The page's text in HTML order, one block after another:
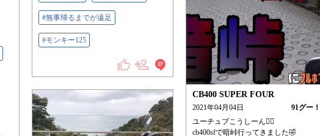
#無事帰るまでが遠足
#モンキー125
CB400 SUPER FOUR
2021年04月04日 91グー！
ユーチュブこうしーん🙆‍♂
cb400sfで暗峠行ってきました🤣